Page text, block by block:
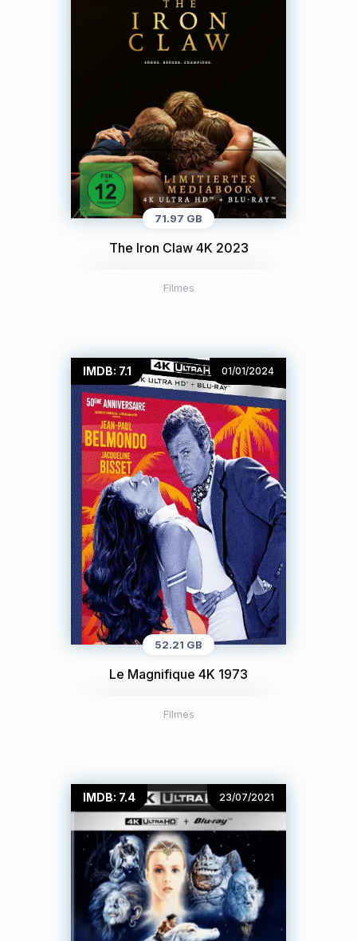
71.97 GB
The Iron Claw 4K 2023
Filmes
IMDB: 7.1 01/01/2024
52.21 GB
Le Magnifique 4K 1973
Filmes
IMDB: 7.4 23/07/2021